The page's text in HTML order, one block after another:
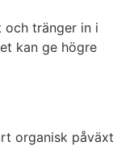
och tränger in i
kan ge högre
organisk påväxt